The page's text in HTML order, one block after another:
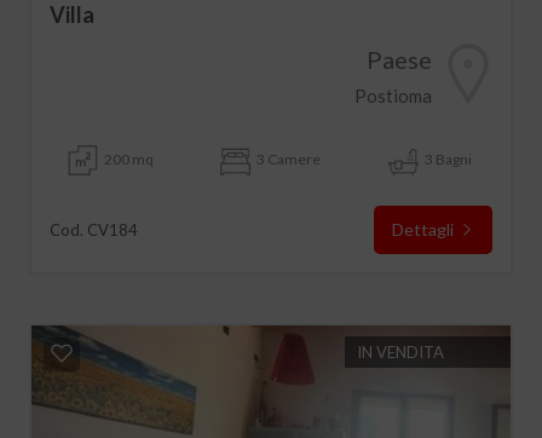
Villa
Paese
Postioma
200 mq 3 Camere 3 Bagni
Cod. CV184 Dettagli
IN VENDITA